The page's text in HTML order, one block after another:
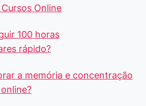
Online
100 horas
rápido?
a memória e concentração